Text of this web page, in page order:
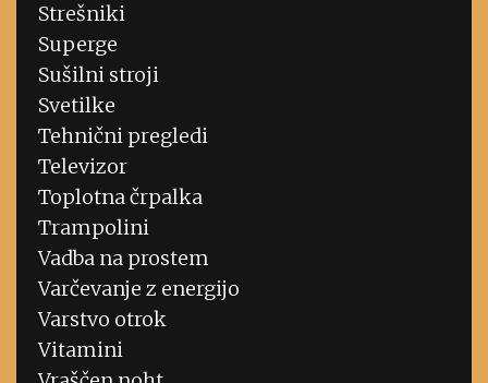
Strešniki
Superge
Sušilni stroji
Svetilke
Tehnični pregledi
Televizor
Toplotna črpalka
Trampolini
Vadba na prostem
Varčevanje z energijo
Varstvo otrok
Vitamini